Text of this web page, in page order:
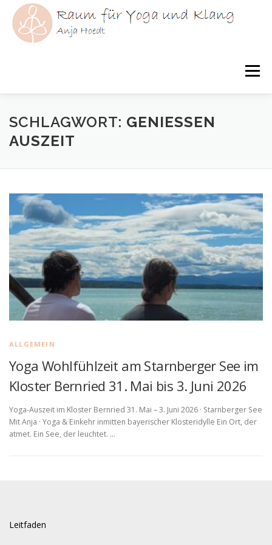
Inhalt
springen
Menü
HOME YOGA KLANG YOGATHERAPIE
SCHLAGWORT: GENIESSEN
AUSZEIT
ALLGEMEIN
Yoga Wohlfühlzeit am Starnberger See im
Kloster Bernried 31. Mai bis 3. Juni 2026
Yoga-Auszeit im Kloster Bernried 31. Mai – 3. Juni 2026 · Starnberger See
Mit Anja · Yoga & Einkehr inmitten bayerischer Klosteridylle Ein Ort, der
atmet. Ein See, der leuchtet. …
Leitfaden